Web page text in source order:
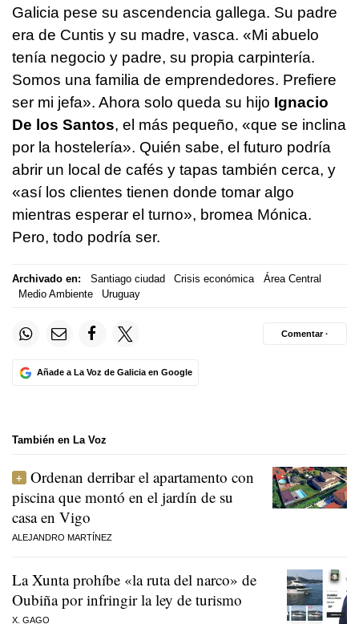
Galicia pese su ascendencia gallega. Su padre
era de Cuntis y su madre, vasca. «Mi abuelo
tenía negocio y padre, su propia carpintería.
Somos una familia de emprendedores. Prefiere
ser mi jefa». Ahora solo queda su hijo Ignacio
De los Santos, el más pequeño, «que se inclina
por la hostelería». Quién sabe, el futuro podría
abrir un local de cafés y tapas también cerca, y
«así los clientes tienen donde tomar algo
mientras esperar el turno», bromea Mónica.
Pero, todo podría ser.
Archivado en: Santiago ciudad Crisis económica
Área Central
Medio Ambiente
Uruguay
Añade a La Voz de Galicia en Google
Comentar ·
También en La Voz
Ordenan derribar el apartamento con
piscina que montó en el jardín de su
casa en Vigo
ALEJANDRO MARTÍNEZ
La Xunta prohíbe «la ruta del narco» de
Oubiña por infringir la ley de turismo
X. GAGO